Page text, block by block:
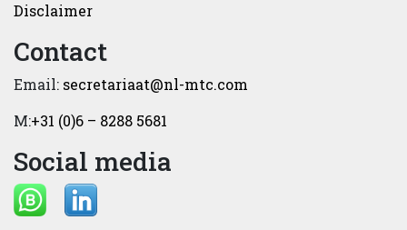
Disclaimer
Contact
Email: secretariaat@nl-mtc.com
M:+31 (0)6 – 8288 5681
Social media